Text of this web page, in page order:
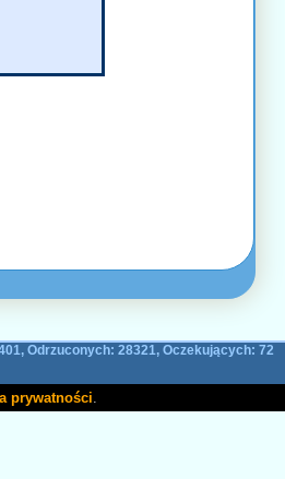
Odrzuconych: 28321, Oczekujących: 72
prywatności.